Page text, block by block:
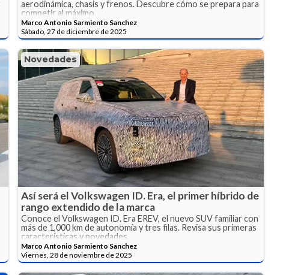
aerodinámica, chasis y frenos. Descubre cómo se prepara para
competir al máximo.
Marco Antonio Sarmiento Sanchez
Sábado, 27 de diciembre de 2025
Novedades
Así será el Volkswagen ID. Era, el primer híbrido de
rango extendido de la marca
Conoce el Volkswagen ID. Era EREV, el nuevo SUV familiar con
más de 1,000 km de autonomía y tres filas. Revisa sus primeras
características y novedades.
Marco Antonio Sarmiento Sanchez
Viernes, 28 de noviembre de 2025